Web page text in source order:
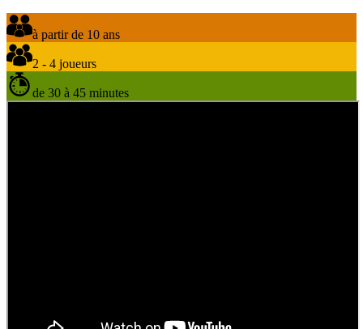
à partir de 10 ans
2 - 4 joueurs
de 30 à 45 minutes